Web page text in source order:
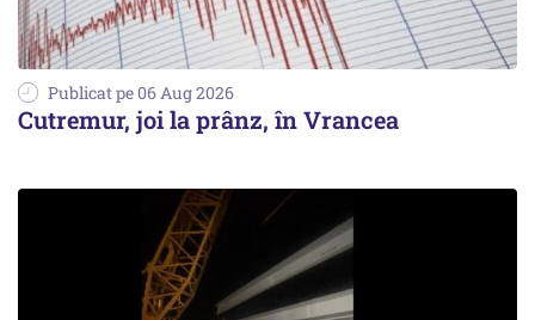
Publicat pe 06 Aug 2026
Cutremur, joi la prânz, în Vrancea